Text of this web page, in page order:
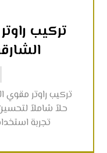
تركيب
الشارقة
تركيب راوتر مقوي
حلاً شاملاً
تجربة